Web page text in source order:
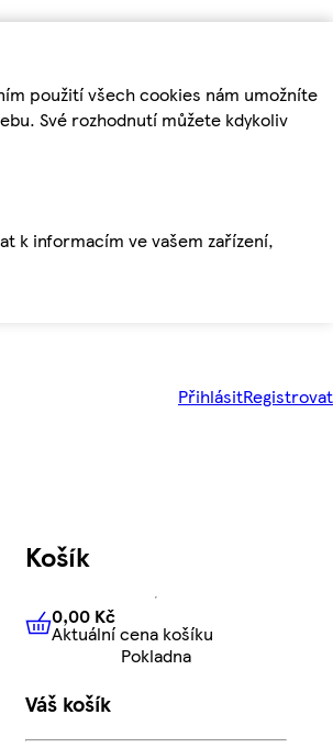
použití všech cookies nám umožníte
Své rozhodnutí můžete kdykoliv
k informacím ve vašem zařízení,
PřihlásitRegistrovat
Košík
0,00 KčAktuální cena košíku
0,00 Kč
Aktuální cena košíku
Pokladna
Váš košík